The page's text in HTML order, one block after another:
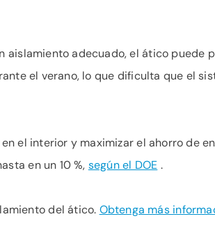
aislamiento adecuado, el ático puede
el verano, lo que dificulta que el
el interior y maximizar el ahorro de
en un 10 %, según el DOE .
del ático. Obtenga más